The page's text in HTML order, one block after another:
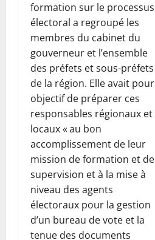
formation sur le processus
électoral a regroupé les
membres du cabinet du
gouverneur et l’ensemble
des préfets et sous-préfets
de la région. Elle avait pour
objectif de préparer ces
responsables régionaux et
locaux « au bon
accomplissement de leur
mission de formation et de
supervision et à la mise à
niveau des agents
électoraux pour la gestion
d’un bureau de vote et la
tenue des documents